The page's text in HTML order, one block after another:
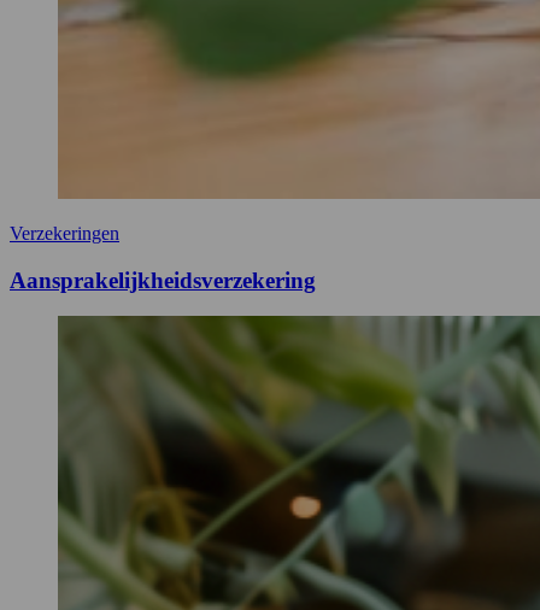
Verzekeringen
Aansprakelijkheidsverzekering